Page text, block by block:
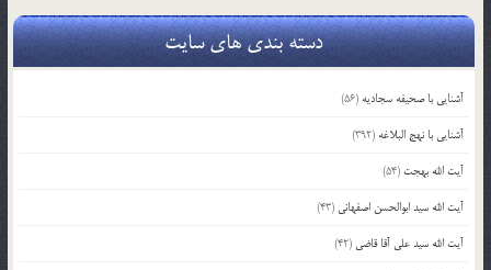
دسته بندی های سایت
آشنایی با صحیفه سجادیه (56)
آشنایی با نهج البلاغه (392)
آیت الله بهجت (54)
آیت الله سید ابوالحسن اصفهانی (43)
آیت الله سید علی آقا قاضی (42)